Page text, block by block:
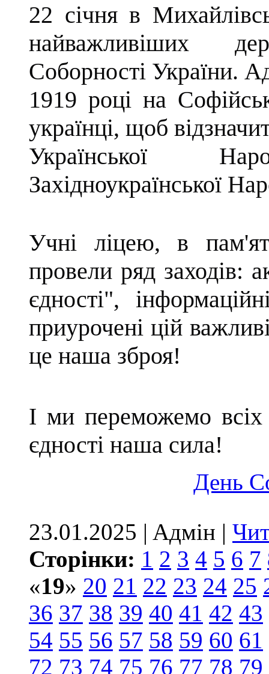
22 січня в
найважливіших
Соборності України.
1919 році на
українці, щоб
Української
Західноукраїнської
Учні ліцею, в
провели ряд заходів:
єдності",
приурочені цій
це наша зброя!
І ми переможемо
єдності наша сила!
День
23.01.2025 | Aдмін |
Сторінки: 1 2 3 4 5 6 7
«19» 20 21 22 23 24 25
36 37 38 39 40 41 42 43
54 55 56 57 58 59 60 61
72 73 74 75 76 77 78 79